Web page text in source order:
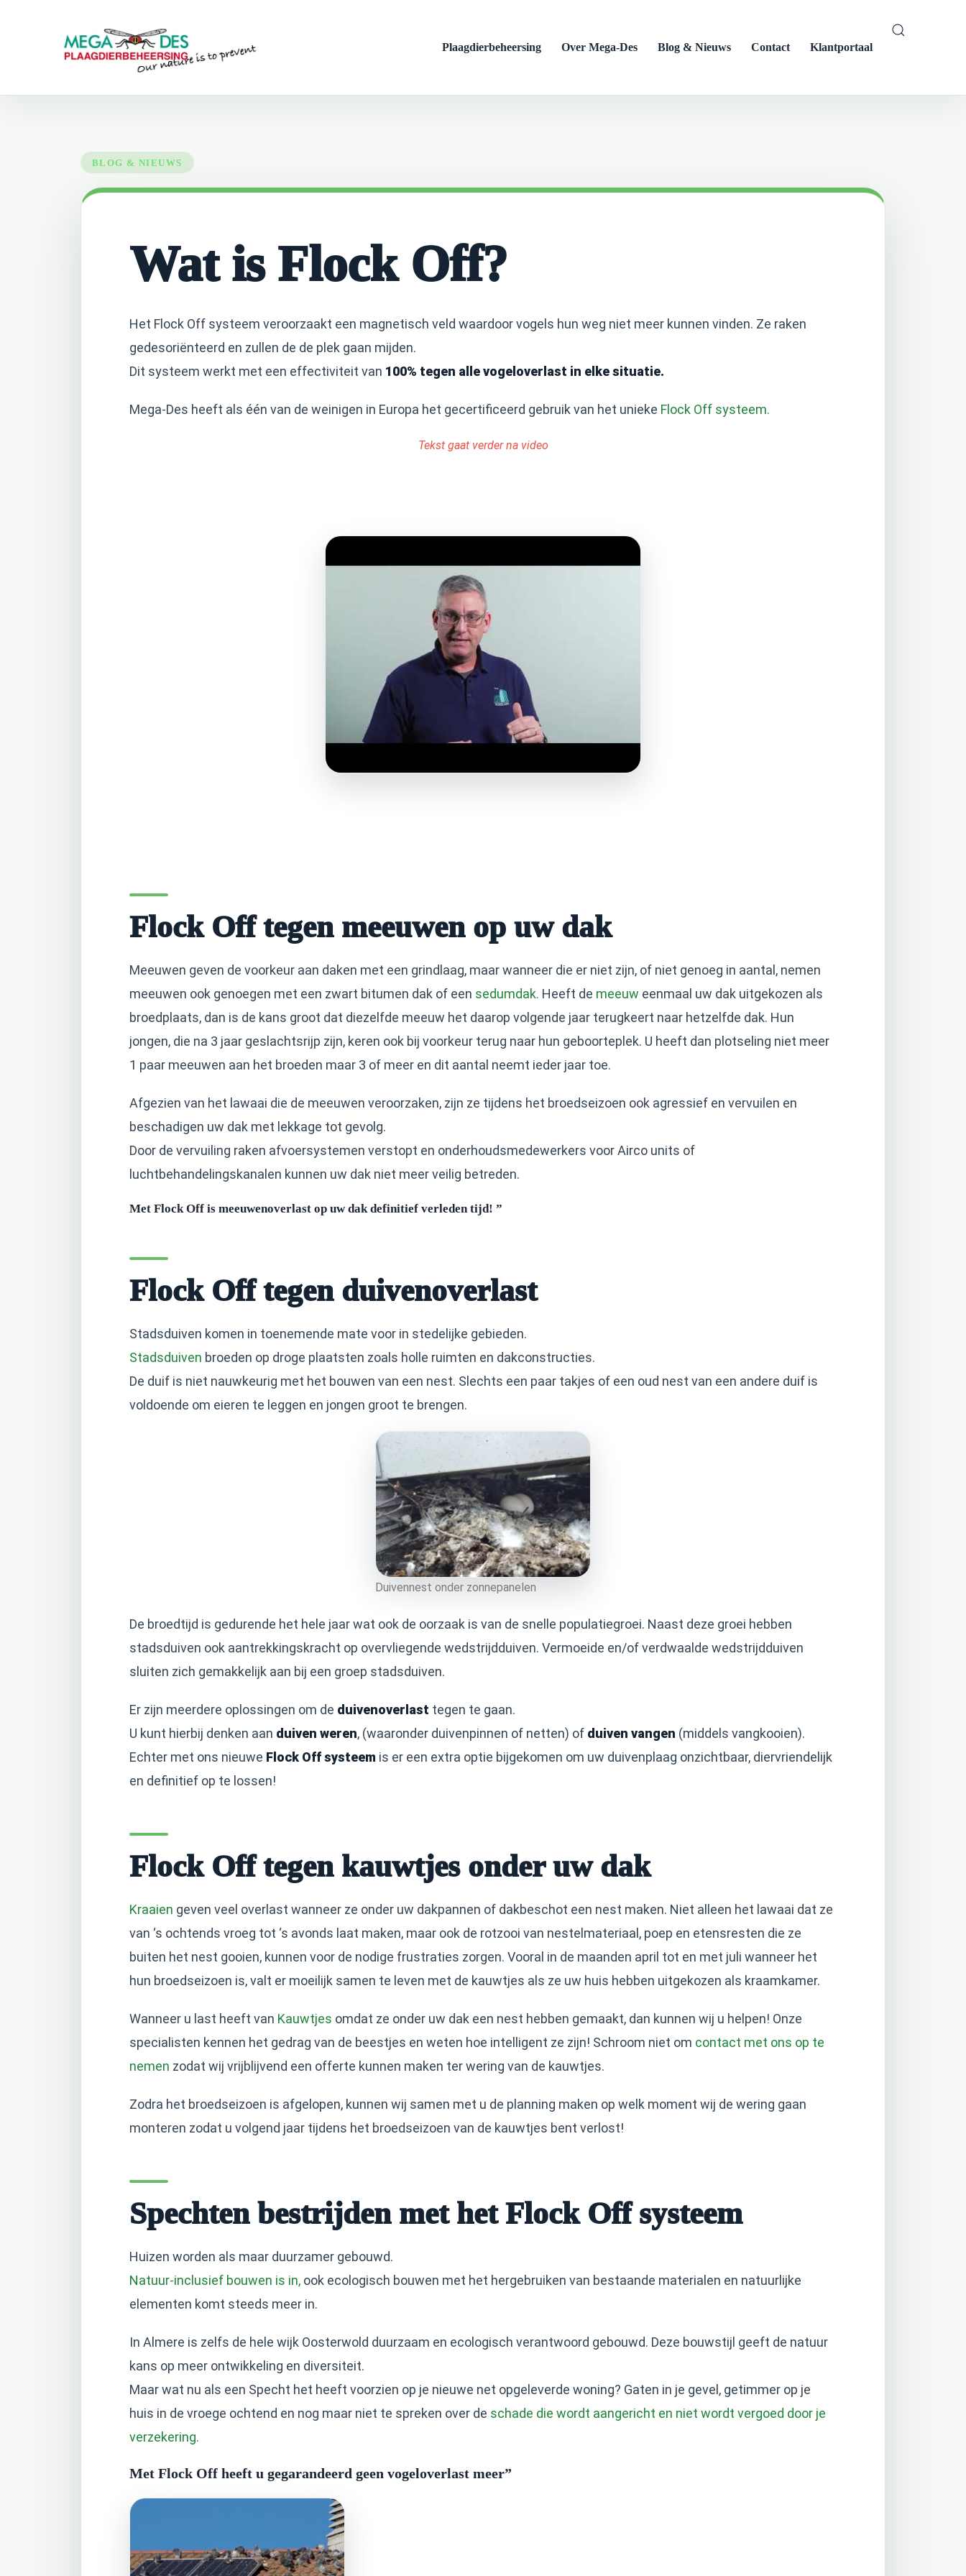
Skip to main content
Plaagdierbeheersing Over Mega-Des Blog & Nieuws Contact Klantportaal
Wat is Flock Off?
Het Flock Off systeem veroorzaakt een magnetisch veld waardoor vogels hun weg niet meer kunnen vinden. Ze raken
gedesoriënteerd en zullen de de plek gaan mijden.
Dit systeem werkt met een effectiviteit van 100% tegen alle vogeloverlast in elke situatie.
Mega-Des heeft als één van de weinigen in Europa het gecertificeerd gebruik van het unieke Flock Off systeem.
Tekst gaat verder na video
Flock Off tegen meeuwen op uw dak
Meeuwen geven de voorkeur aan daken met een grindlaag, maar wanneer die er niet zijn, of niet genoeg in aantal, nemen
meeuwen ook genoegen met een zwart bitumen dak of een sedumdak. Heeft de meeuw eenmaal uw dak uitgekozen als
broedplaats, dan is de kans groot dat diezelfde meeuw het daarop volgende jaar terugkeert naar hetzelfde dak. Hun
jongen, die na 3 jaar geslachtsrijp zijn, keren ook bij voorkeur terug naar hun geboorteplek. U heeft dan plotseling niet meer
1 paar meeuwen aan het broeden maar 3 of meer en dit aantal neemt ieder jaar toe.
Afgezien van het lawaai die de meeuwen veroorzaken, zijn ze tijdens het broedseizoen ook agressief en vervuilen en
beschadigen uw dak met lekkage tot gevolg.
Door de vervuiling raken afvoersystemen verstopt en onderhoudsmedewerkers voor Airco units of
luchtbehandelingskanalen kunnen uw dak niet meer veilig betreden.
Met Flock Off is meeuwenoverlast op uw dak definitief verleden tijd! ”
Flock Off tegen duivenoverlast
Stadsduiven komen in toenemende mate voor in stedelijke gebieden.
Stadsduiven broeden op droge plaatsten zoals holle ruimten en dakconstructies.
De duif is niet nauwkeurig met het bouwen van een nest. Slechts een paar takjes of een oud nest van een andere duif is
voldoende om eieren te leggen en jongen groot te brengen.
Duivennest onder zonnepanelen
De broedtijd is gedurende het hele jaar wat ook de oorzaak is van de snelle populatiegroei. Naast deze groei hebben
stadsduiven ook aantrekkingskracht op overvliegende wedstrijdduiven. Vermoeide en/of verdwaalde wedstrijdduiven
sluiten zich gemakkelijk aan bij een groep stadsduiven.
Er zijn meerdere oplossingen om de duivenoverlast tegen te gaan.
U kunt hierbij denken aan duiven weren, (waaronder duivenpinnen of netten) of duiven vangen (middels vangkooien).
Echter met ons nieuwe Flock Off systeem is er een extra optie bijgekomen om uw duivenplaag onzichtbaar, diervriendelijk
en definitief op te lossen!
Flock Off tegen kauwtjes onder uw dak
Kraaien geven veel overlast wanneer ze onder uw dakpannen of dakbeschot een nest maken. Niet alleen het lawaai dat ze
van ‘s ochtends vroeg tot ‘s avonds laat maken, maar ook de rotzooi van nestelmateriaal, poep en etensresten die ze
buiten het nest gooien, kunnen voor de nodige frustraties zorgen. Vooral in de maanden april tot en met juli wanneer het
hun broedseizoen is, valt er moeilijk samen te leven met de kauwtjes als ze uw huis hebben uitgekozen als kraamkamer.
Wanneer u last heeft van Kauwtjes omdat ze onder uw dak een nest hebben gemaakt, dan kunnen wij u helpen! Onze
specialisten kennen het gedrag van de beestjes en weten hoe intelligent ze zijn! Schroom niet om contact met ons op te
nemen zodat wij vrijblijvend een offerte kunnen maken ter wering van de kauwtjes.
Zodra het broedseizoen is afgelopen, kunnen wij samen met u de planning maken op welk moment wij de wering gaan
monteren zodat u volgend jaar tijdens het broedseizoen van de kauwtjes bent verlost!
Spechten bestrijden met het Flock Off systeem
Huizen worden als maar duurzamer gebouwd.
Natuur-inclusief bouwen is in, ook ecologisch bouwen met het hergebruiken van bestaande materialen en natuurlijke
elementen komt steeds meer in.
In Almere is zelfs de hele wijk Oosterwold duurzaam en ecologisch verantwoord gebouwd. Deze bouwstijl geeft de natuur
kans op meer ontwikkeling en diversiteit.
Maar wat nu als een Specht het heeft voorzien op je nieuwe net opgeleverde woning? Gaten in je gevel, getimmer op je
huis in de vroege ochtend en nog maar niet te spreken over de schade die wordt aangericht en niet wordt vergoed door je
verzekering.
Met Flock Off heeft u gegarandeerd geen vogeloverlast meer”